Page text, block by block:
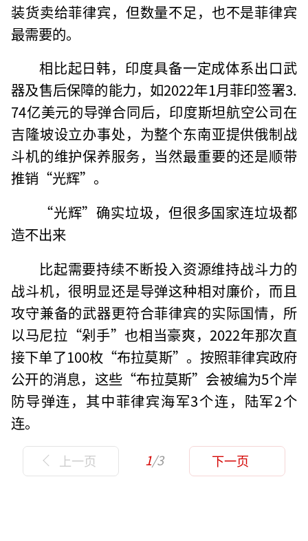
装货卖给菲律宾，但数量不足，也不是菲律宾
最需要的。
相比起日韩，印度具备一定成体系出口武
器及售后保障的能力，如2022年1月菲印签署3.
74亿美元的导弹合同后，印度斯坦航空公司在
吉隆坡设立办事处，为整个东南亚提供俄制战
斗机的维护保养服务，当然最重要的还是顺带
推销“光辉”。
“光辉”确实垃圾，但很多国家连垃圾都
造不出来
比起需要持续不断投入资源维持战斗力的
战斗机，很明显还是导弹这种相对廉价，而且
攻守兼备的武器更符合菲律宾的实际国情，所
以马尼拉“剁手”也相当豪爽，2022年那次直
接下单了100枚“布拉莫斯”。按照菲律宾政府
公开的消息，这些“布拉莫斯”会被编为5个岸
防导弹连，其中菲律宾海军3个连，陆军2个
连。
上一页 1/3 下一页